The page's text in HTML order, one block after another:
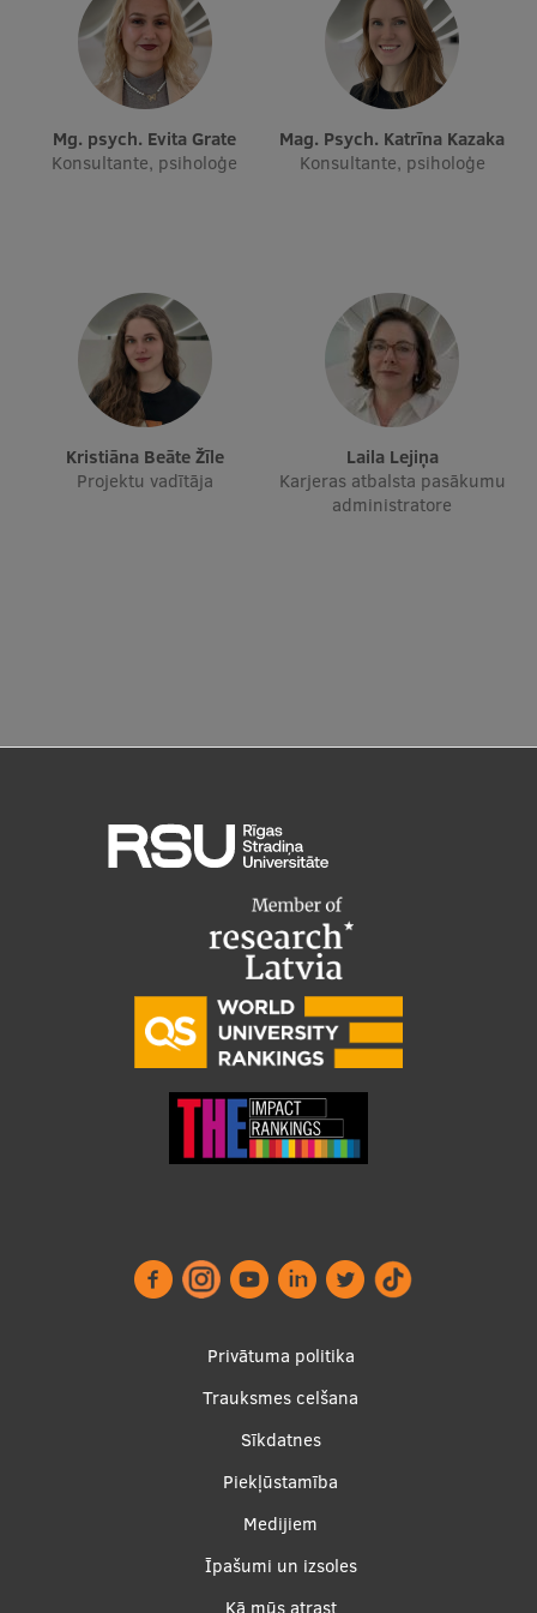
Pētniecības datu pārvaldība
RSU zinātnes portāls
Zinātnes ietekme
Pētniecības platformas
Pētniecības projekti
Zinātnieku brokastis
Vertikāli integrētie projekti
Zinātniskās konferences
Inovāciju centrs
EATRIS koordinators Latvijā
Mg. psych. Evita Grate
Konsultante, psiholoģe
Mag. Psych. Katrīna Kazaka
Konsultante, psiholoģe
Kristiāna Beāte Žīle
Projektu vadītāja
Laila Lejiņa
Karjeras atbalsta pasākumu
administratore
Privātuma politika
Trauksmes celšana
Sīkdatnes
Piekļūstamība
Medijiem
Īpašumi un izsoles
Kā mūs atrast